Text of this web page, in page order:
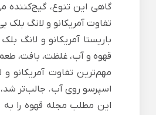
گاهی این تنوع،
تفاوت آمریکانو و لانگ بلک
باریستا آمریکانو و لانگ
قهوه و آب، غلظت، بافت،
مهم‌ترین تفاوت آمریکانو
اسپرسو روی آب. جالب‌تر
این مطلب مجله قهوهرا به